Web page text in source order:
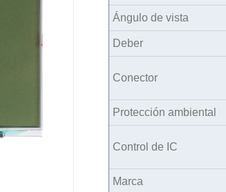
Ángulo de vista
Deber
Conector
Protección ambiental
Control de IC
Marca